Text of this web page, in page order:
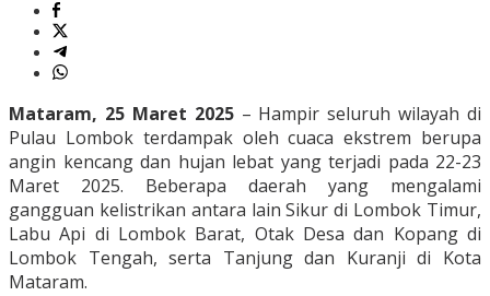
Mataram, 25 Maret 2025 – Hampir seluruh wilayah di
Pulau Lombok terdampak oleh cuaca ekstrem berupa
angin kencang dan hujan lebat yang terjadi pada 22-23
Maret 2025. Beberapa daerah yang mengalami
gangguan kelistrikan antara lain Sikur di Lombok Timur,
Labu Api di Lombok Barat, Otak Desa dan Kopang di
Lombok Tengah, serta Tanjung dan Kuranji di Kota
Mataram.